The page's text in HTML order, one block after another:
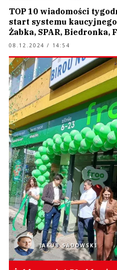
TOP 10 wiadomości
start systemu
Żabka, SPAR, Biedronka,
08.12.2024 / 14:54
JAKUB SADOWSKI